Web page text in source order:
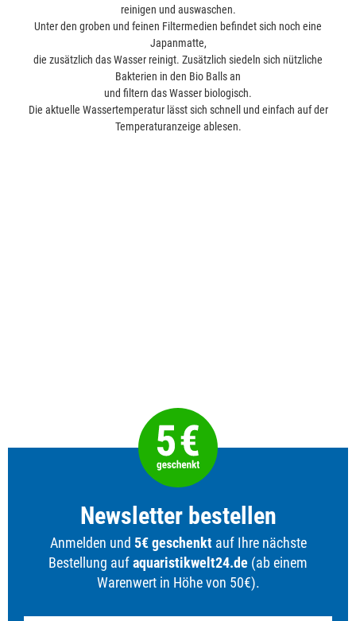
reinigen und auswaschen.
Unter den groben und feinen Filtermedien befindet sich noch eine
Japanmatte,
die zusätzlich das Wasser reinigt. Zusätzlich siedeln sich nützliche
Bakterien in den Bio Balls an
und filtern das Wasser biologisch.
Die aktuelle Wassertemperatur lässt sich schnell und einfach auf der
Temperaturanzeige ablesen.
Newsletter bestellen
Anmelden und 5€ geschenktauf Ihre nächste
Bestellung aufaquaristikwelt24.de (ab einem
Warenwert in Höhe von 50€).